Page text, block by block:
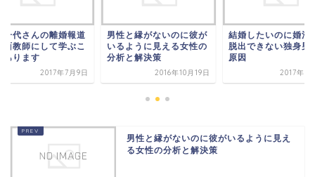
一代さんの離婚報道
面教師にして学ぶこ
あります
2017年7月9日
男性と縁がないのに彼が
いるように見える女性の
分析と解決策
2016年10月19日
結婚したいのに婚活
脱出できない独身男
原因
2017年10
男性と縁がないのに彼がいるように見え
る女性の分析と解決策